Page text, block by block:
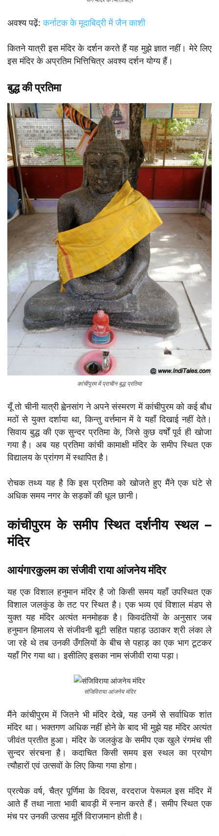
अवश्य पढ़ें:कर्नाटक के मूदाबिद्री में जैन काशी
कितने यात्री इस मंदिर के दर्शन करते हैं यह मुझे ज्ञात नहीं। मेरे लिए
इस मंदिर के अप्रतिम भित्तिचित्र अवश्य दर्शन योग्य हैं।
बुद्ध की प्रतिमा
कांचीपुरम में प्राचीन बुद्ध प्रतिमा
यूँ तो चीनी यात्री ह्वेनसांग ने अपने संस्मरण में कांचीपुरम को कई बौध
मठों से युक्त दर्शाया था, किन्तु वर्त्तमान में वे यहाँ दिखाई नहीं देते।
सिवाय बुद्ध की एक सुन्दर प्रतिमा के, जिसे कुछ वर्षों पूर्व ही खोजा
गया है। अब यह प्रतिमा कांची कामाक्षी मंदिर के समीप स्थित एक
विद्यालय के प्रांगण में स्थापित है।
रोचक तथ्य यह है कि इस प्रतिमा को खोजते हुए मैंने एक घंटे से
अधिक समय नगर के सड़कों की धूल छानी।
कांचीपुरम के समीप स्थित दर्शनीय स्थल –
मंदिर
आयंगारकुलम का संजीवी राया आंजनेय मंदिर
यह एक विशाल हनुमान मंदिर है जो किसी समय यहाँ उपस्थित एक
विशाल जलकुंड के तट पर स्थित है। एक भव्य एवं विशाल मंडप से
युक्त यह मंदिर अत्यंत मनमोहक है। किवदंतियों के अनुसार जब
हनुमान हिमालय से संजीवनी बूटी सहित पहाड़ उठाकर श्री लंका ले
जा रहे थे तब उनकी उँगलियों के बीच से पहाड़ का एक भाग टूटकर
यहाँ गिर गया था। इसीलिए इसका नाम संजीवी राया पड़ा।
संजिविराया आंजनेय मंदिर
मैंने कांचीपुरम में जितने भी मंदिर देखे, यह उनमें से सर्वाधिक शांत
मंदिर था। भक्तगण अधिक नहीं होने के बाद भी मुझे यह मंदिर अत्यंत
जीवंत प्रतीत हुआ। मंदिर के जलकुंड के समीप एक खुले रंगमंच सी
सुन्दर संरचना है। कदाचित किसी समय इस स्थल का प्रयोग
त्यौहारों एवं उत्सवों के लिए किया गया होगा।
प्रत्येक वर्ष, चैत्र पूर्णिमा के दिवस, वरदराज पेरूमल इस मंदिर में
आते हैं तथा नाता भावी बावड़ी में स्नान करते हैं। समीप स्थित एक
मंच पर उनकी उत्सव मूर्ति विराजमान होती है।